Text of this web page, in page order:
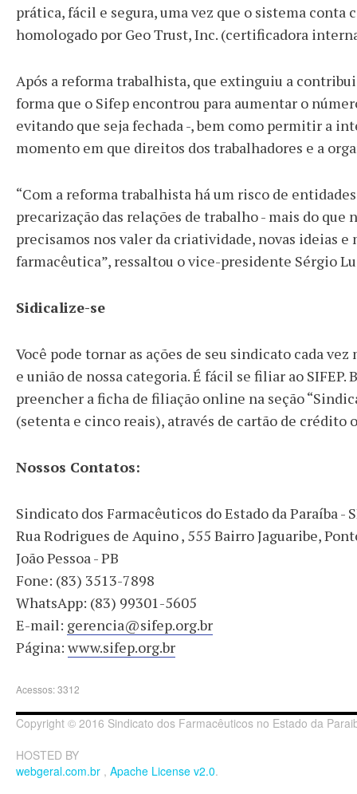
prática, fácil e segura, uma vez que o sistema
homologado por Geo Trust, Inc. (certificadora
Após a reforma trabalhista, que extinguiu a
forma que o Sifep encontrou para aumentar o
evitando que seja fechada -, bem como permitir a
momento em que direitos dos trabalhadores e a
“Com a reforma trabalhista há um risco de
precarização das relações de trabalho - mais do
precisamos nos valer da criatividade, novas ideias
farmacêutica”, ressaltou o vice-presidente Sérgio
Sidicalize-se
Você pode tornar as ações de seu sindicato cada
e união de nossa categoria. É fácil se filiar ao SIFEP.
preencher a ficha de filiação online na seção
(setenta e cinco reais), através de cartão de crédito
Nossos Contatos:
Sindicato dos Farmacêuticos do Estado da Paraíba -
Rua Rodrigues de Aquino , 555 Bairro Jaguaribe,
João Pessoa - PB
Fone: (83) 3513-7898
WhatsApp: (83) 99301-5605
E-mail: gerencia@sifep.org.br
Página: www.sifep.org.br
Acessos: 3312
Copyright © 2016 Sindicato dos Farmacêuticos no Estado da
HOSTED BY
webgeral.com.br , Apache License v2.0.